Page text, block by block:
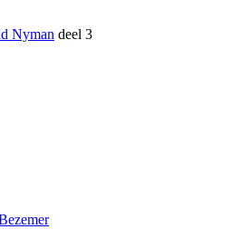
Nyman deel 3